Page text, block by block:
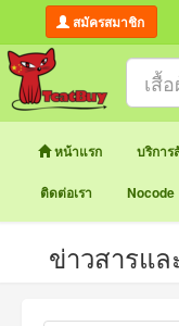
สมัครสมาชิก
หน้าแรก บริการ
ติดต่อเรา Nocode
ข่าวสารแ